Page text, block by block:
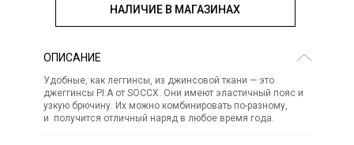
НАЛИЧИЕ В МАГАЗИНАХ
ОПИСАНИЕ
Удобные, как леггинсы, из джинсовой ткани — это
джеггинсы PI:A от SOCCX. Они имеют эластичный пояс и
узкую брючину. Их можно комбинировать по-разному,
и получится отличный наряд в любое время года.